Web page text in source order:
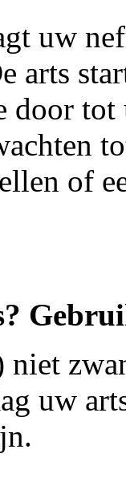
uw
arts
door
of
uw